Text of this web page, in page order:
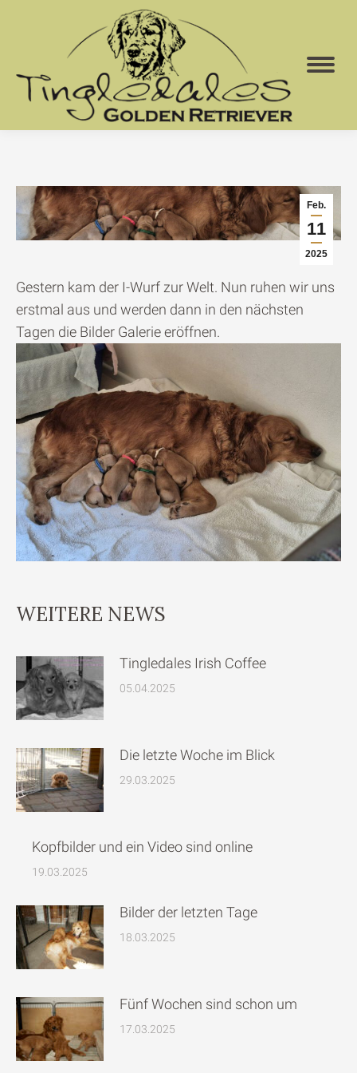
Feb.
11
2025
Gestern kam der I-Wurf zur Welt. Nun ruhen wir uns
erstmal aus und werden dann in den nächsten
Tagen die Bilder Galerie eröffnen.
WEITERE NEWS
Tingledales Irish Coffee
05.04.2025
Die letzte Woche im Blick
29.03.2025
Kopfbilder und ein Video sind online
19.03.2025
Bilder der letzten Tage
18.03.2025
Fünf Wochen sind schon um
17.03.2025